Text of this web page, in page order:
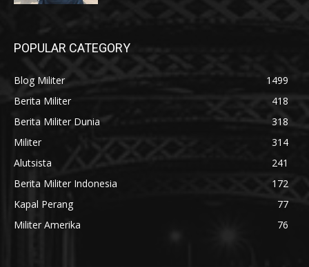
POPULAR CATEGORY
Blog Militer
1499
Berita Militer
418
Berita Militer Dunia
318
Militer
314
Alutsista
241
Berita Militer Indonesia
172
Kapal Perang
77
Militer Amerika
76